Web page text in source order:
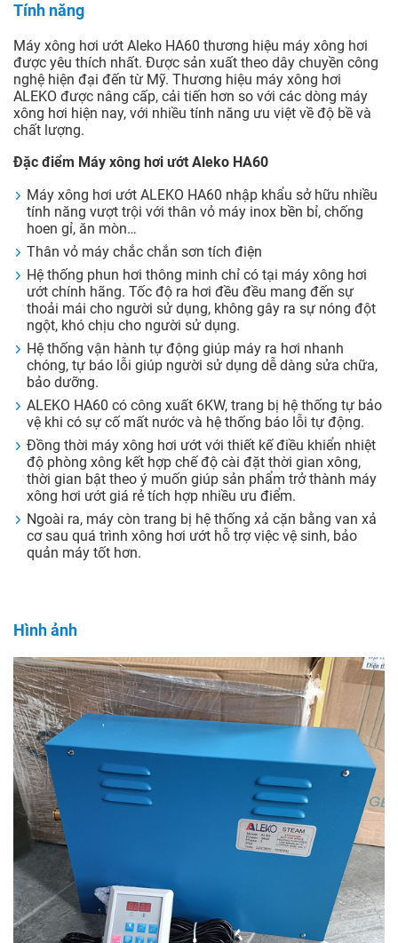
Tính năng
Máy xông hơi ướt Aleko HA60 thương hiệu máy xông hơi
được yêu thích nhất. Được sản xuất theo dây chuyền công
nghệ hiện đại đến từ Mỹ. Thương hiệu máy xông hơi
ALEKO được nâng cấp, cải tiến hơn so với các dòng máy
xông hơi hiện nay, với nhiều tính năng ưu việt về độ bề và
chất lượng.
Đặc điểm Máy xông hơi ướt Aleko HA60
Máy xông hơi ướt ALEKO HA60 nhập khẩu sở hữu nhiều
tính năng vượt trội với thân vỏ máy inox bền bỉ, chống
hoen gỉ, ăn mòn…
Thân vỏ máy chắc chắn sơn tích điện
Hệ thống phun hơi thông minh chỉ có tại máy xông hơi
ướt chính hãng. Tốc độ ra hơi đều đều mang đến sự
thoải mái cho người sử dụng, không gây ra sự nóng đột
ngột, khó chịu cho người sử dụng.
Hệ thống vận hành tự động giúp máy ra hơi nhanh
chóng, tự báo lỗi giúp người sử dụng dễ dàng sửa chữa,
bảo dưỡng.
ALEKO HA60 có công xuất 6KW, trang bị hệ thống tự bảo
vệ khi có sự cố mất nước và hệ thống báo lỗi tự động.
Đồng thời máy xông hơi ướt với thiết kế điều khiển nhiệt
độ phòng xông kết hợp chế độ cài đặt thời gian xông,
thời gian bật theo ý muốn giúp sản phẩm trở thành máy
xông hơi ướt giá rẻ tích hợp nhiều ưu điểm.
Ngoài ra, máy còn trang bị hệ thống xả cặn bằng van xả
cơ sau quá trình xông hơi ướt hỗ trợ việc vệ sinh, bảo
quản máy tốt hơn.
Hình ảnh